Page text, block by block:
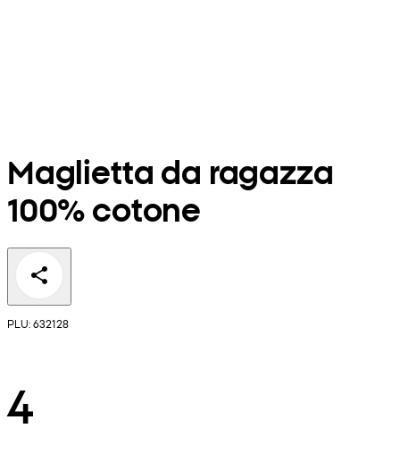
Maglietta da ragazza
100% cotone
PLU: 632128
4